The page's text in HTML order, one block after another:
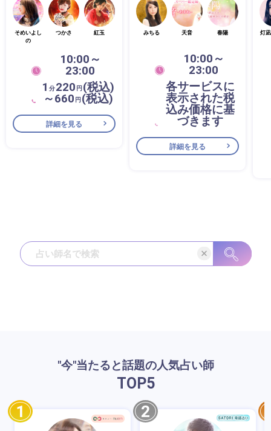
そめいよし
の
つかさ 紅玉
10:00～
23:00
1 分220 円(税込)
～660 円(税込)
詳細を見る
みちる 天音 春陽
10:00～
23:00
各サービスに
表示された税
込み価格に基
づきます
詳細を見る
灯
"今"当たると話題の人気占い師
TOP5
1 2